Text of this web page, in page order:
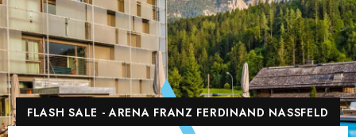
FLASH SALE - ARENA FRANZ FERDINAND NASSFELD